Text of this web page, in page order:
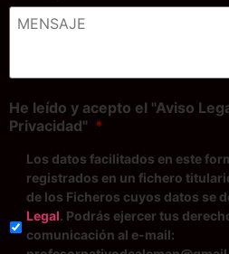
He leído y acepto el "Aviso
Privacidad" *
Los datos facilitados en este
registrados en un fichero
de los Ficheros cuyos datos se
Legal. Podrás ejercer tus
comunicación al e-mail: